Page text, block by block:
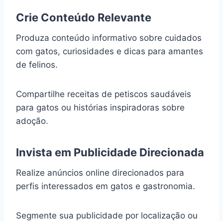
Crie Conteúdo Relevante
Produza conteúdo informativo sobre cuidados
com gatos, curiosidades e dicas para amantes
de felinos.
Compartilhe receitas de petiscos saudáveis
para gatos ou histórias inspiradoras sobre
adoção.
Invista em Publicidade Direcionada
Realize anúncios online direcionados para
perfis interessados em gatos e gastronomia.
Segmente sua publicidade por localização ou